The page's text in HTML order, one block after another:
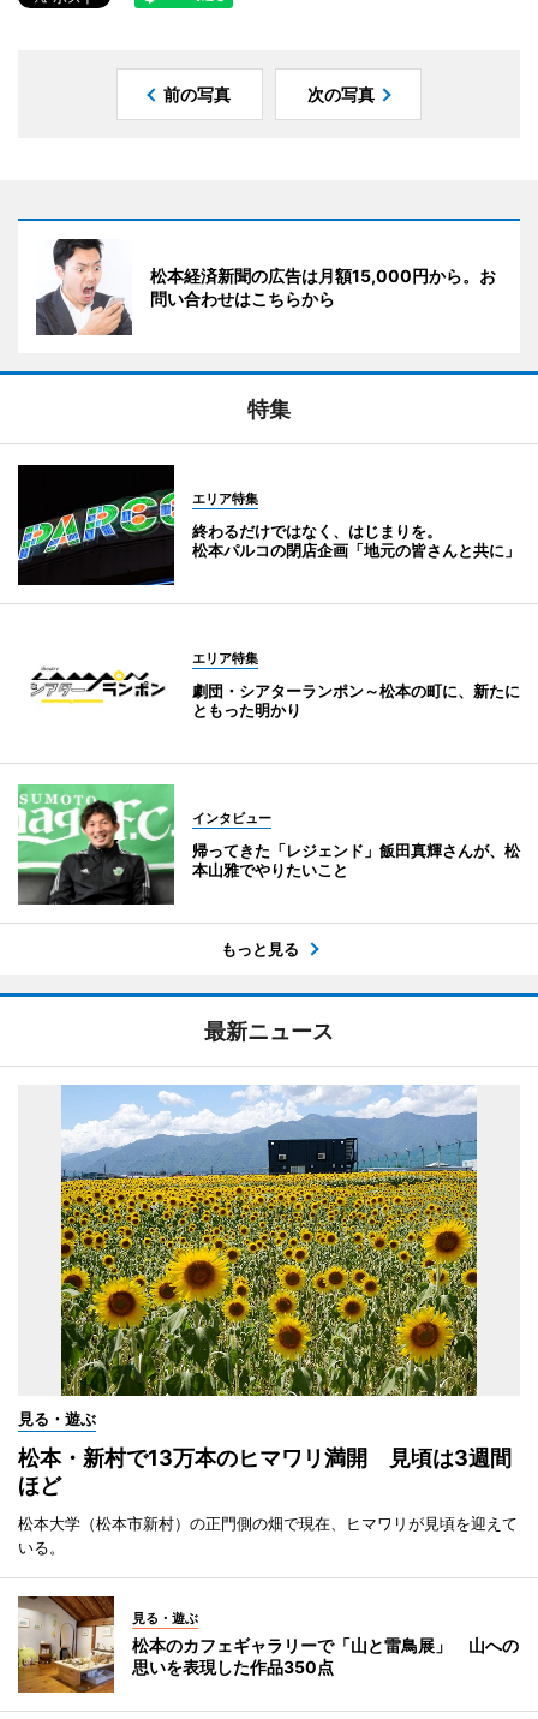
前の写真 次の写真
松本経済新聞の広告は月額15,000円から。お
問い合わせはこちらから
特集
エリア特集
終わるだけではなく、はじまりを。
松本パルコの閉店企画「地元の皆さんと共に」
エリア特集
劇団・シアターランポン～松本の町に、新たに
ともった明かり
インタビュー
帰ってきた「レジェンド」飯田真輝さんが、松
本山雅でやりたいこと
もっと見る
最新ニュース
見る・遊ぶ
松本・新村で13万本のヒマワリ満開 見頃は3週間
ほど
松本大学（松本市新村）の正門側の畑で現在、ヒマワリが見頃を迎えて
いる。
見る・遊ぶ
松本のカフェギャラリーで「山と雷鳥展」 山への
思いを表現した作品350点